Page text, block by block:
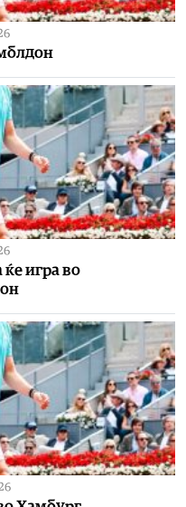
ќе игра во